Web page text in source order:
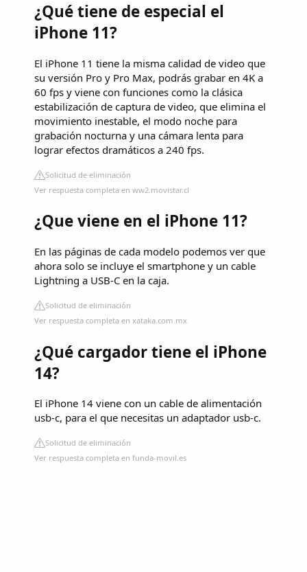
¿Qué tiene de especial el
iPhone 11?
El iPhone 11 tiene la misma calidad de video que
su versión Pro y Pro Max, podrás grabar en 4K a
60 fps y viene con funciones como la clásica
estabilización de captura de video, que elimina el
movimiento inestable, el modo noche para
grabación nocturna y una cámara lenta para
lograr efectos dramáticos a 240 fps.
Solicitud de eliminación
Ver respuesta completa en ww2.movistar.cl
¿Que viene en el iPhone 11?
En las páginas de cada modelo podemos ver que
ahora solo se incluye el smartphone y un cable
Lightning a USB-C en la caja.
Solicitud de eliminación
Ver respuesta completa en xataka.com.mx
¿Qué cargador tiene el iPhone
14?
El iPhone 14 viene con un cable de alimentación
usb-c, para el que necesitas un adaptador usb-c.
Solicitud de eliminación
Ver respuesta completa en funda-movil.es